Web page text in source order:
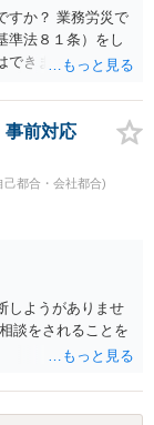
。 ・弁護士に契約
あると思われま
して労働者性があ
約金の算定根拠が
ら、交渉のパワー
後から争うより
に確認されること
によってはタレン
あります。ただ
金を課す設計
に、タレント側
される可能性は
すか？ 業務労災で
準法８１条）をし
できません（労働
せんので、ご安心
場合は、不当解雇
の保険金とは別
災の場合は、会社
会社の損害賠償
遺障害慰謝料、
の場合は、当該
た分は、損害額か
は、会社もしく
社等との交渉が必
てくると思います
事前対応
己都合・会社都合)
しようがありませ
談をされることを